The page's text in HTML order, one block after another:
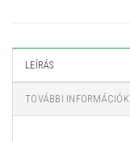
LEÍRÁS
TOVÁBBI INFORMÁCIÓK